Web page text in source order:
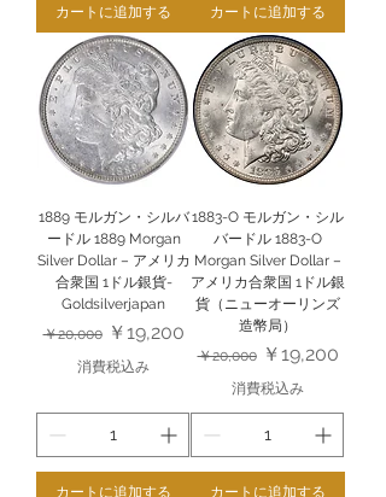
カートに追加する カートに追加する
1889 モルガン・シルバ
ードル 1889 Morgan
Silver Dollar – アメリカ
合衆国 1ドル銀貨-
Goldsilverjapan
通常価格
￥20,000 セール価格
￥19,200
消費税込み
カートに追加する
1883-O モルガン・シル
バードル 1883-O
Morgan Silver Dollar –
アメリカ合衆国 1ドル銀
貨（ニューオーリンズ
造幣局）
通常価格
￥20,000 セール価格
￥19,200
消費税込み
カートに追加する